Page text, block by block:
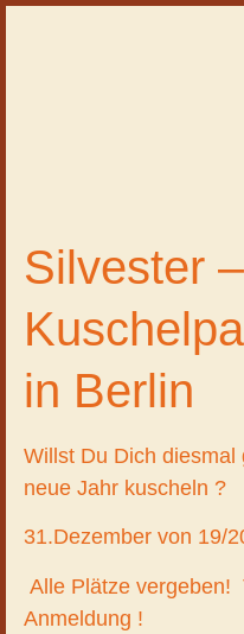
Silvester –
in Berlin
Willst Du Dich
neue Jahr kuscheln ?
31.Dezember von 19/
Alle Plätze vergeben!
Anmeldung !